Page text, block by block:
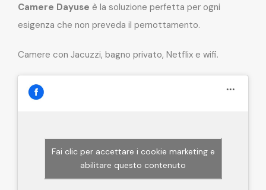
Camere Dayuse è la soluzione perfetta per ogni
esigenza che non preveda il pernottamento.
Camere con Jacuzzi, bagno privato, Netflix e wifi.
Fai clic per accettare i cookie marketing e
abilitare questo contenuto